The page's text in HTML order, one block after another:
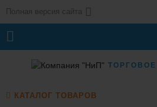
Полная версия сайта
КАТАЛОГ ТОВАРОВ